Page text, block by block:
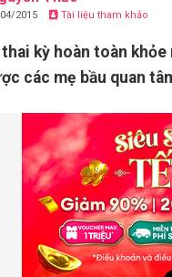
2015 Tài liệu tham khảo
kỳ hoàn toàn
các mẹ bầu quan